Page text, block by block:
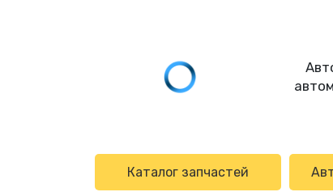
Каталог запчастей